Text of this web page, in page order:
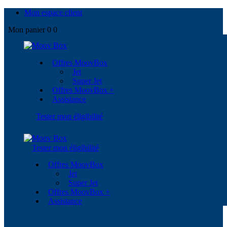
Mon espace client
Mon panier 0 0
Offres MoovBox
Jet
Super Jet
Offres MoovBox +
Assistance
Tester mon éligibilité
Tester mon éligibilité
Offres MoovBox
Jet
Super Jet
Offres MoovBox +
Assistance